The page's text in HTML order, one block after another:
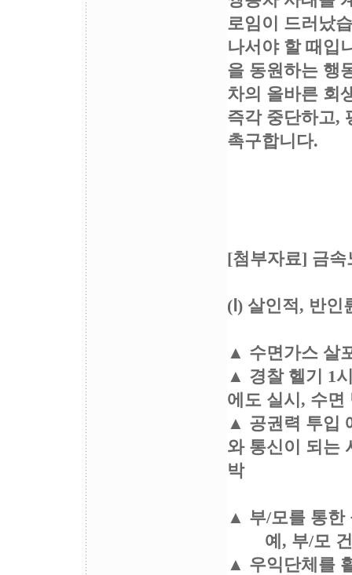
로임이 드러났
나서야 할 때입
을 동원하는 행
차의 올바른 회
즉각 중단하고,
촉구합니다.
[첨부자료] 금속
(Ⅰ) 살인적, 반
▲ 수면가스 살
▲ 경찰 헬기 1
에도 실시, 수면
▲ 공권력 투입
와 통신이 되는
박
▲ 부/모를 통한
예, 부/모 건
▲ 우익단체를